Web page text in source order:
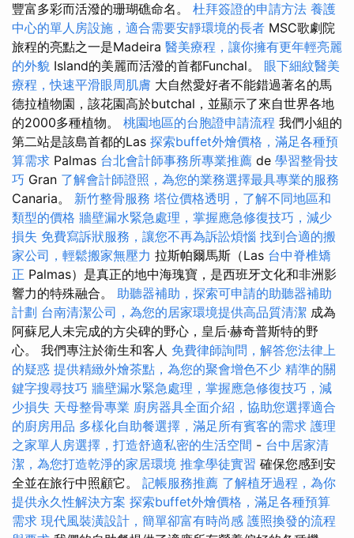
豐富多彩而活潑的珊瑚礁命名。 杜拜簽證的申請方法 養護
中心的單人房設施，適合需要安靜環境的長者 MSC歌劇院
旅程的亮點之一是Madeira 醫美療程，讓你擁有更年輕亮麗
的外貌 Island的美麗而活潑的首都Funchal。 眼下細紋醫美
療程，快速平滑眼周肌膚 大自然愛好者不能錯過著名的馬
德拉植物園，該花園高於butchal，並顯示了來自世界各地
的2000多種植物。 桃園地區的台胞證申請流程 我們小組的
第二站是該島首都的Las 探索buffet外燴價格，滿足各種預
算需求 Palmas 台北會計師事務所專業推薦 de 學習整骨技
巧 Gran 了解會計師證照，為您的業務選擇最具專業的服務
Canaria。 新竹整骨服務 塔位價格透明，了解不同地區和
類型的價格 牆壁漏水緊急處理，掌握應急修復技巧，減少
損失 免費寫訴狀服務，讓您不再為訴訟煩惱 找到合適的搬
家公司，輕鬆搬家無壓力 拉斯帕爾馬斯（Las 台中脊椎矯
正 Palmas）是真正的地中海瑰寶，是西班牙文化和非洲影
響力的特殊融合。 助聽器補助，探索可申請的助聽器補助
計劃 台南清潔公司，為您的居家環境提供高品質清潔 成為
阿蘇尼人未完成的方尖碑的野心，皇后·赫奇普斯特的野
心。 我們專注於衛生和客人 免費律師詢問，解答您法律上
的疑惑 提供精緻外燴茶點，為您的聚會增色不少 精準的關
鍵字搜尋技巧 牆壁漏水緊急處理，掌握應急修復技巧，減
少損失 天母整骨專業 廚房器具全面介紹，協助您選擇適合
的廚房用品 多樣化自助餐選擇，滿足所有賓客的需求 護理
之家單人房選擇，打造舒適私密的生活空間 - 台中居家清
潔，為您打造乾淨的家居環境 推拿學徒實習 確保您感到安
全並在旅行中照顧它。 記帳服務推薦 了解植牙過程，為你
提供永久性解決方案 探索buffet外燴價格，滿足各種預算
需求 現代風裝潢設計，簡單卻富有時尚感 護照換發的流程